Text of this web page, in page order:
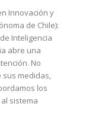
Innovación y
de Chile):
Inteligencia
abre una
No
medidas,
los
sistema